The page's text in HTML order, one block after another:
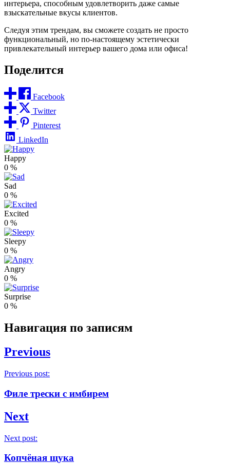
интерьера, способным удовлетворить даже самые
взыскательные вкусы клиентов.
Следуя этим трендам, вы сможете создать не просто
функциональный, но по-настоящему эстетически
привлекательный интерьер вашего дома или офиса!
Поделится
Facebook
Twitter
Pinterest
LinkedIn
Happy
0 %
Sad
0 %
Excited
0 %
Sleepy
0 %
Angry
0 %
Surprise
0 %
Навигация по записям
Previous
Previous post:
Филе трески с имбирем
Next
Next post:
Копчёная щука